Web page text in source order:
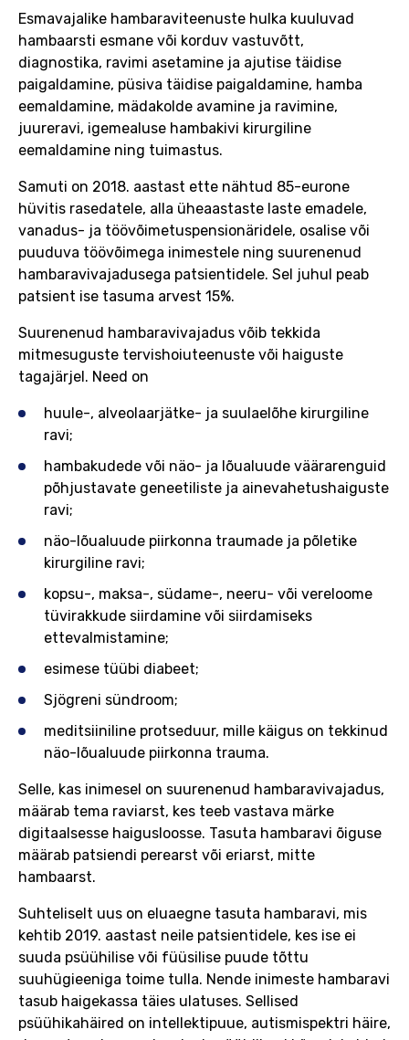
Esmavajalike hambaraviteenuste hulka kuuluvad
hambaarsti esmane või korduv vastuvõtt,
diagnostika, ravimi asetamine ja ajutise täidise
paigaldamine, püsiva täidise paigaldamine, hamba
eemaldamine, mädakolde avamine ja ravimine,
juureravi, igemealuse hambakivi kirurgiline
eemaldamine ning tuimastus.
Samuti on 2018. aastast ette nähtud 85-eurone
hüvitis rasedatele, alla üheaastaste laste emadele,
vanadus- ja töövõimetuspensionäridele, osalise või
puuduva töövõimega inimestele ning suurenenud
hambaravivajadusega patsientidele. Sel juhul peab
patsient ise tasuma arvest 15%.
Suurenenud hambaravivajadus võib tekkida
mitmesuguste tervishoiuteenuste või haiguste
tagajärjel. Need on
huule-, alveolaarjätke- ja suulaelõhe kirurgiline
ravi;
hambakudede või näo- ja lõualuude väärarenguid
põhjustavate geneetiliste ja ainevahetushaiguste
ravi;
näo-lõualuude piirkonna traumade ja põletike
kirurgiline ravi;
kopsu-, maksa-, südame-, neeru- või vereloome
tüvirakkude siirdamine või siirdamiseks
ettevalmistamine;
esimese tüübi diabeet;
Sjögreni sündroom;
meditsiiniline protseduur, mille käigus on tekkinud
näo-lõualuude piirkonna trauma.
Selle, kas inimesel on suurenenud hambaravivajadus,
määrab tema raviarst, kes teeb vastava märke
digitaalsesse haigusloosse. Tasuta hambaravi õiguse
määrab patsiendi perearst või eriarst, mitte
hambaarst.
Suhteliselt uus on eluaegne tasuta hambaravi, mis
kehtib 2019. aastast neile patsientidele, kes ise ei
suuda psüühilise või füüsilise puude tõttu
suuhügieeniga toime tulla. Nende inimeste hambaravi
tasub haigekassa täies ulatuses. Sellised
psüühikahäired on intellektipuue, autismispektri häire,